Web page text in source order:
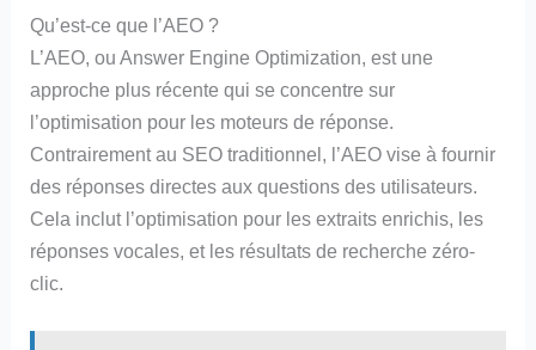
Qu’est-ce que l’AEO ?
L’AEO, ou Answer Engine Optimization, est une
approche plus récente qui se concentre sur
l’optimisation pour les moteurs de réponse.
Contrairement au SEO traditionnel, l’AEO vise à fournir
des réponses directes aux questions des utilisateurs.
Cela inclut l’optimisation pour les extraits enrichis, les
réponses vocales, et les résultats de recherche zéro-
clic.